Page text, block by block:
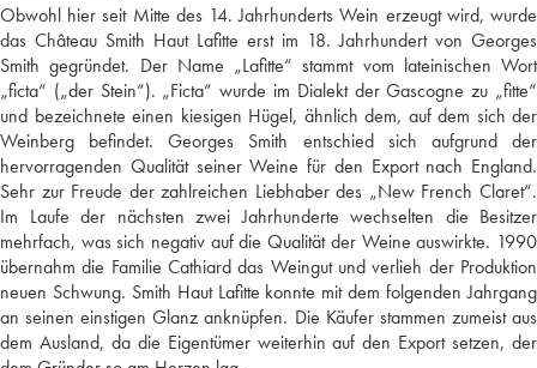
Obwohl hier seit Mitte des 14. Jahrhunderts Wein erzeugt wird, wurde
das Château Smith Haut Lafitte erst im 18. Jahrhundert von Georges
Smith gegründet. Der Name „Lafitte“ stammt vom lateinischen Wort
„ficta“ („der Stein“). „Ficta“ wurde im Dialekt der Gascogne zu „fitte“
und bezeichnete einen kiesigen Hügel, ähnlich dem, auf dem sich der
Weinberg befindet. Georges Smith entschied sich aufgrund der
hervorragenden Qualität seiner Weine für den Export nach England.
Sehr zur Freude der zahlreichen Liebhaber des „New French Claret“.
Im Laufe der nächsten zwei Jahrhunderte wechselten die Besitzer
mehrfach, was sich negativ auf die Qualität der Weine auswirkte. 1990
übernahm die Familie Cathiard das Weingut und verlieh der Produktion
neuen Schwung. Smith Haut Lafitte konnte mit dem folgenden Jahrgang
an seinen einstigen Glanz anknüpfen. Die Käufer stammen zumeist aus
dem Ausland, da die Eigentümer weiterhin auf den Export setzen, der